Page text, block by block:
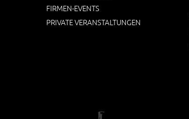
FIRMEN-EVENTS
PRIVATE VERANSTALTUNGEN